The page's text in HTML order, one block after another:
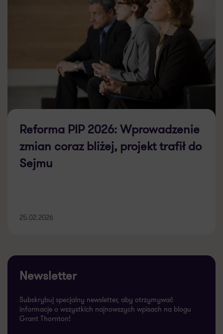
Reforma PIP 2026: Wprowadzenie
zmian coraz bliżej, projekt trafił do
Sejmu
25.02.2026
Newsletter
Subskrybuj specjalny newsletter, aby otrzymywać
informacje o wszystkich najnowszych wpisach na blogu
Grant Thornton!